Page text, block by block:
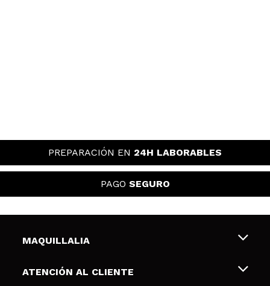
PREPARACIÓN EN 24H LABORABLES
PAGO SEGURO
MAQUILLALIA
Sobre nosotros
ATENCIÓN AL CLIENTE